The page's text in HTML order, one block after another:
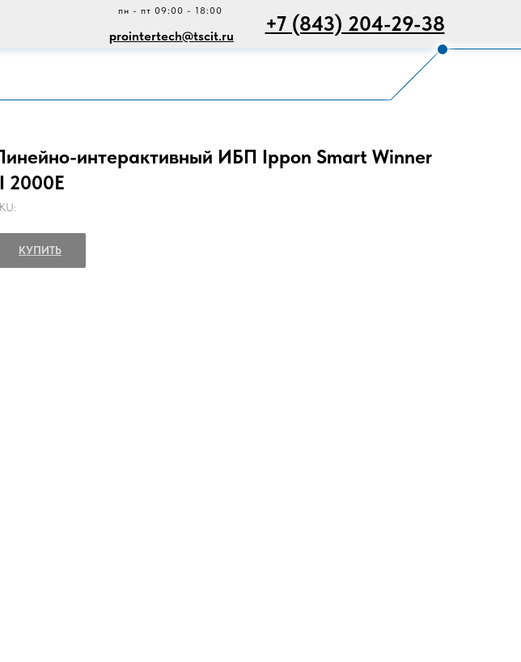
+7 (843) 204-29-38
пн - пт 09:00 - 18:00
prointertech@tscit.ru
интерактивный ИБП Ippon Smart Winner
2000E
КУПИТЬ